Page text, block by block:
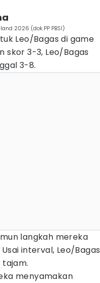
2026 (dok.PP PBSI)
Leo/Bagas di game
skor 3-3, Leo/Bagas
3-8.
langkah mereka
interval, Leo/Bagas
menyamakan